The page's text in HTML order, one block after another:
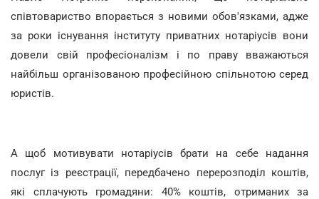
співтовариство впорається з новими обов'язками, адже
за роки існування інституту приватних нотаріусів вони
довели свій професіоналізм і по праву вважаються
найбільш організованою професійною спільнотою серед
юристів.
А щоб мотивувати нотаріусів брати на себе надання
послуг із реєстрації, передбачено перерозподіл коштів,
які сплачують громадяни: 40% коштів, отриманих за